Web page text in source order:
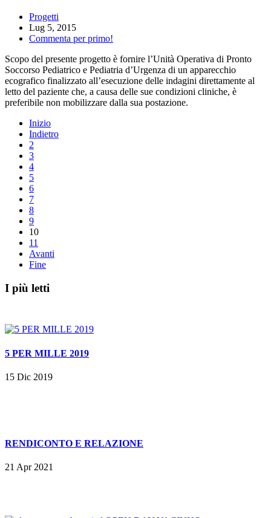
Progetti
Lug 5, 2015
Commenta per primo!
Scopo del presente progetto è fornire l’Unità Operativa di Pronto
Soccorso Pediatrico e Pediatria d’Urgenza di un apparecchio
ecografico finalizzato all’esecuzione delle indagini direttamente al
letto del paziente che, a causa delle sue condizioni cliniche, è
preferibile non mobilizzare dalla sua postazione.
Inizio
Indietro
2
3
4
5
6
7
8
9
10
11
Avanti
Fine
I più letti
5 PER MILLE 2019
15 Dic 2019
RENDICONTO E RELAZIONE
21 Apr 2021